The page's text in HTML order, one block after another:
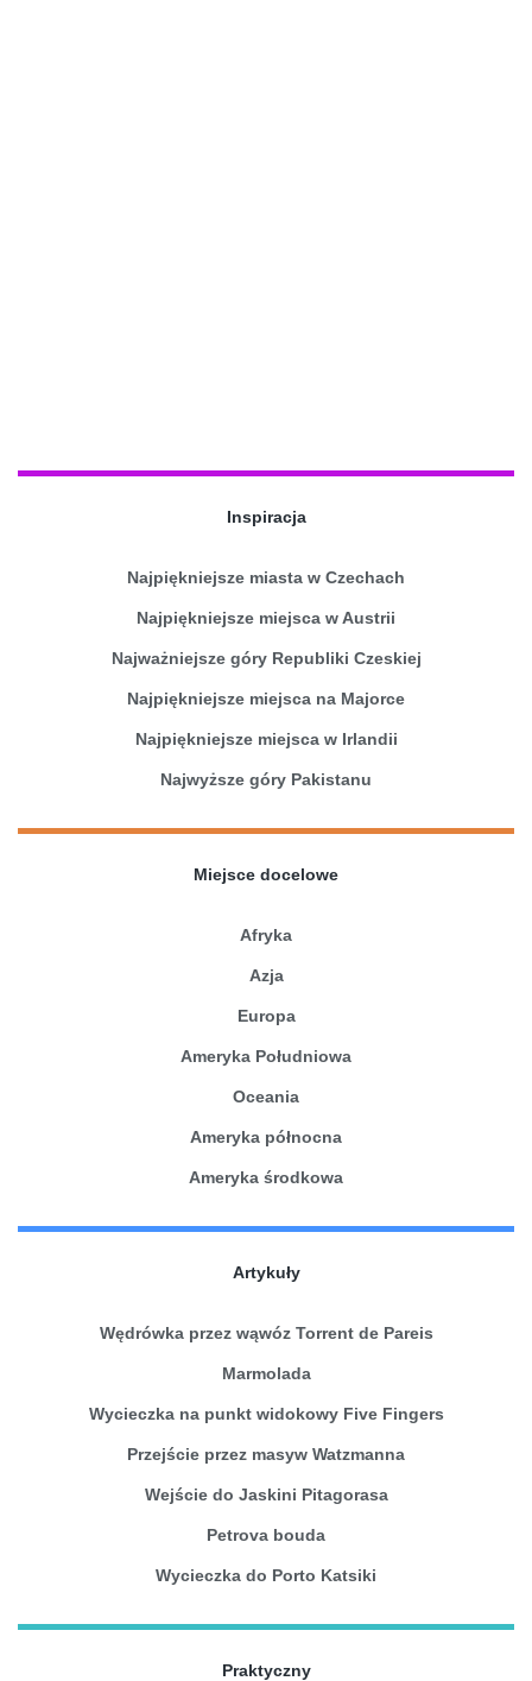
Inspiracja
Najpiękniejsze miasta w Czechach
Najpiękniejsze miejsca w Austrii
Najważniejsze góry Republiki Czeskiej
Najpiękniejsze miejsca na Majorce
Najpiękniejsze miejsca w Irlandii
Najwyższe góry Pakistanu
Miejsce docelowe
Afryka
Azja
Europa
Ameryka Południowa
Oceania
Ameryka północna
Ameryka środkowa
Artykuły
Wędrówka przez wąwóz Torrent de Pareis
Marmolada
Wycieczka na punkt widokowy Five Fingers
Przejście przez masyw Watzmanna
Wejście do Jaskini Pitagorasa
Petrova bouda
Wycieczka do Porto Katsiki
Praktyczny